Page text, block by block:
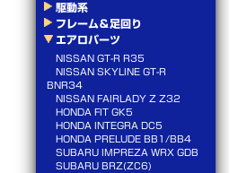
駆動系
フレーム＆足回り
エアロパーツ
NISSAN GT-R R35
NISSAN SKYLINE GT-R
BNR34
NISSAN FAIRLADY Z Z32
HONDA FIT GK5
HONDA INTEGRA DC5
HONDA PRELUDE BB1/BB4
SUBARU IMPREZA WRX GDB
SUBARU BRZ(ZC6)